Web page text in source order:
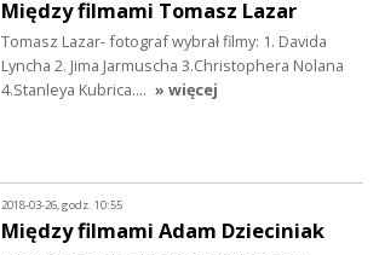
Między filmami Tomasz Lazar
Tomasz Lazar- fotograf wybrał filmy: 1. Davida
Lyncha 2. Jima Jarmuscha 3.Christophera Nolana
4.Stanleya Kubrica.... » więcej
2018-03-26, godz. 10:55
Między filmami Adam Dzieciniak